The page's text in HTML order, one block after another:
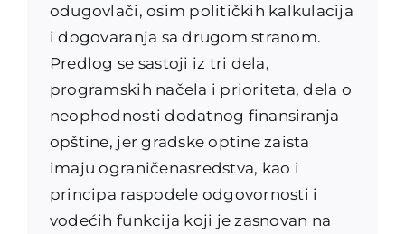
odugovlači, osim političkih kalkulacija
i dogovaranja sa drugom stranom.
Predlog se sastoji iz tri dela,
programskih načela i prioriteta, dela o
neophodnosti dodatnog finansiranja
opštine, jer gradske optine zaista
imaju ograničenasredstva, kao i
principa raspodele odgovornosti i
vodećih funkcija koji je zasnovan na